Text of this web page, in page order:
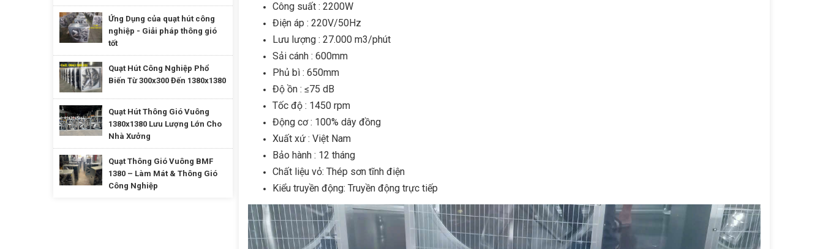
Ứng Dụng của quạt hút công
nghiệp - Giải pháp thông gió
tốt
Quạt Hút Công Nghiệp Phổ
Biến Từ 300x300 Đến 1380x1380
Quạt Hút Thông Gió Vuông
1380x1380 Lưu Lượng Lớn Cho
Nhà Xưởng
Quạt Thông Gió Vuông BMF
1380 – Làm Mát & Thông Gió
Công Nghiệp
Công suất : 2200W
Điện áp : 220V/50Hz
Lưu lượng : 27.000 m3/phút
Sải cánh : 600mm
Phủ bì : 650mm
Độ ồn : ≤75 dB
Tốc độ : 1450 rpm
Động cơ : 100% dây đồng
Xuất xứ : Việt Nam
Bảo hành : 12 tháng
Chất liệu vỏ: Thép sơn tĩnh điện
Kiểu truyền động: Truyền động trực tiếp